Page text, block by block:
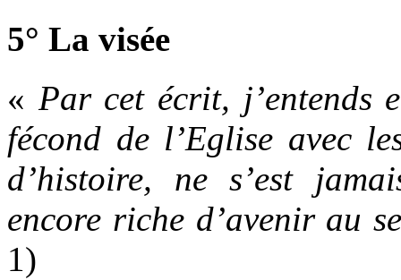
5° La visée
« Par cet écrit, j’entends
fécond de l’Eglise avec
d’histoire, ne s’est
encore riche d’avenir au
1)